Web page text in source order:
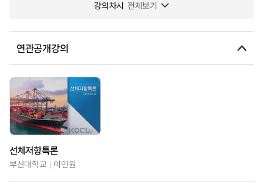
강의차시 전체보기
연관공개강의
선체저항특론
부산대학교 이인원